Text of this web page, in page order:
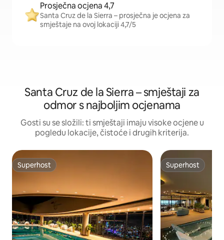
Prosječna ocjena 4,7
Santa Cruz de la Sierra – prosječna je ocjena za
smještaje na ovoj lokaciji 4,7/5
Santa Cruz de la Sierra – smještaji za
odmor s najboljim ocjenama
Gosti su se složili: ti smještaji imaju visoke ocjene u
pogledu lokacije, čistoće i drugih kriterija.
Superhost
Superhost Superhost
Superhost